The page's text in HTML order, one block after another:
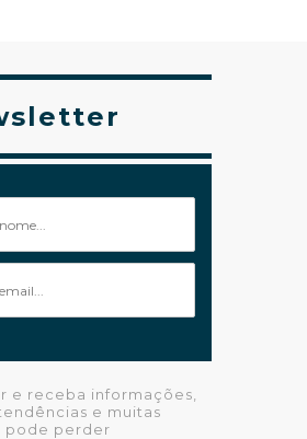
e receba informações,
e muitas
pode perder